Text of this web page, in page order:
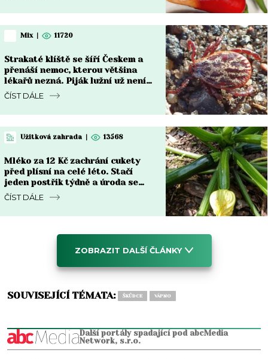
Mix | 11720
Strakaté klíště se šíří Českem a
přenáší nemoc, kterou většina
lékařů nezná. Piják lužní už není
jen na Moravě
ČÍST DÁLE
Užitková zahrada | 13568
Mléko za 12 Kč zachrání cukety
před plísní na celé léto. Stačí
jeden postřik týdně a úroda se
zdvojnásobí
ČÍST DÁLE
ZOBRAZIT DALŠÍ ČLÁNKY
SOUVISEJÍCÍ TÉMATA: ŠKŮDCE VÁPNO
Další portály spadající pod abcMedia
Network, s.r.o.